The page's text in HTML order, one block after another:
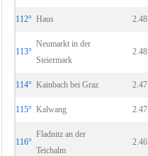
112° Haus 2.48
113°
Neumarkt in der
Steiermark
2.48
114° Kainbach bei Graz 2.47
115° Kalwang 2.47
116°
Fladnitz an der
Teichalm
2.46